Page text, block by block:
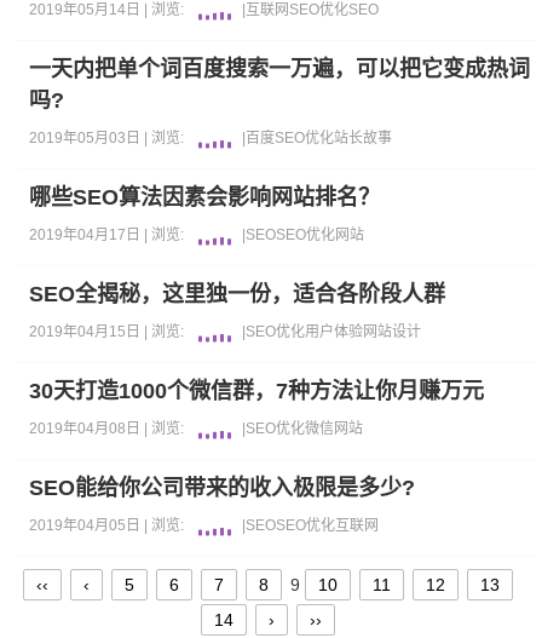
2019年05月14日 | 浏览: 互联网 SEO优化SEO
一天内把单个词百度搜索一万遍，可以把它变成热词
吗?
2019年05月03日 | 浏览: 百度SEO优化站长故事
哪些SEO算法因素会影响网站排名？
2019年04月17日 | 浏览: SEOSEO优化网站
SEO全揭秘，这里独一份，适合各阶段人群
2019年04月15日 | 浏览: SEO优化用户体验网站设计
30天打造1000个微信群，7种方法让你月赚万元
2019年04月08日 | 浏览: SEO优化微信网站
SEO能给你公司带来的收入极限是多少?
2019年04月05日 | 浏览: SEOSEO优化互联网
‹‹ ‹ 5 6 7 8 9 10 11 12
13
14
› ››